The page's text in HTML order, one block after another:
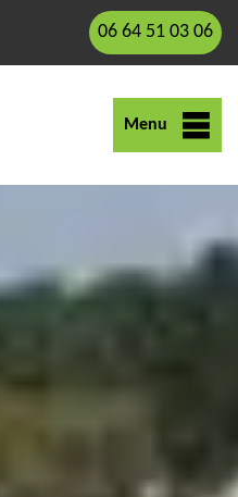
06 64 51 03 06
Menu